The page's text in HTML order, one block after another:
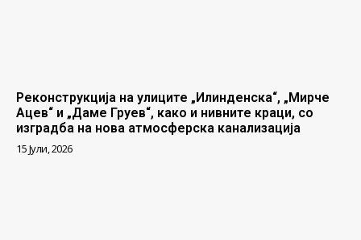
Реконструкција на улиците „Илинденска“, „Мирче
Ацев“ и „Даме Груев“, како и нивните краци, со
изградба на нова атмосферска канализација
15 Јули, 2026